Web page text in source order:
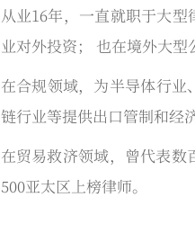
从业16年，一直就职于大
业对外投资； 也在境外大型
在合规领域，为半导体行
链行业等提供出口管制和经
在贸易救济领域，曾代表
500亚太区上榜律师。